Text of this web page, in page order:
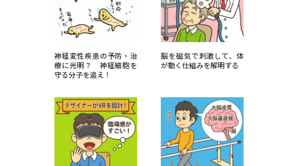
ログラムから探す
資料検索
神経変性疾患の予防・治
療に光明？ 神経細胞を
守る分子を追え！
脳を磁気で刺激して、体
が動く仕組みを解明する